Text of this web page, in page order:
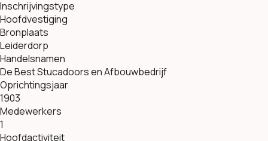
Inschrijvingstype
Hoofdvestiging
Bronplaats
Leiderdorp
Handelsnamen
De Best Stucadoors en Afbouwbedrijf
Oprichtingsjaar
1903
Medewerkers
1
Hoofdactiviteit